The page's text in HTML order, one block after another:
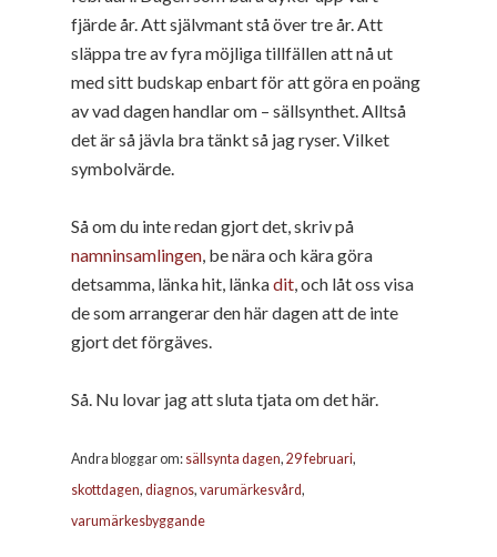
fjärde år. Att självmant stå över tre år. Att
släppa tre av fyra möjliga tillfällen att nå ut
med sitt budskap enbart för att göra en poäng
av vad dagen handlar om – sällsynthet. Alltså
det är så jävla bra tänkt så jag ryser. Vilket
symbolvärde.
Så om du inte redan gjort det, skriv på
namninsamlingen , be nära och kära göra
detsamma, länka hit, länkadit , och låt oss visa
de som arrangerar den här dagen att de inte
gjort det förgäves.
Så. Nu lovar jag att sluta tjata om det här.
Andra bloggar om: sällsynta dagen, 29 februari,
skottdagen, diagnos, varumärkesvård,
varumärkesbyggande